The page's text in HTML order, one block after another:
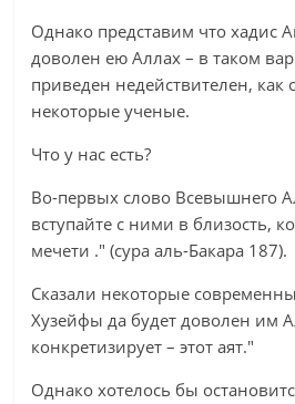
Однако представим что хадис
доволен ею Аллах – в таком
приведен недействителен, как
некоторые ученые.
Что у нас есть?
Во-первых слово Всевышнего
вступайте с ними в близость,
мечети ." (сура аль-Бакара 187).
Сказали некоторые
Хузейфы да будет доволен им
конкретизирует – этот аят."
Однако хотелось бы